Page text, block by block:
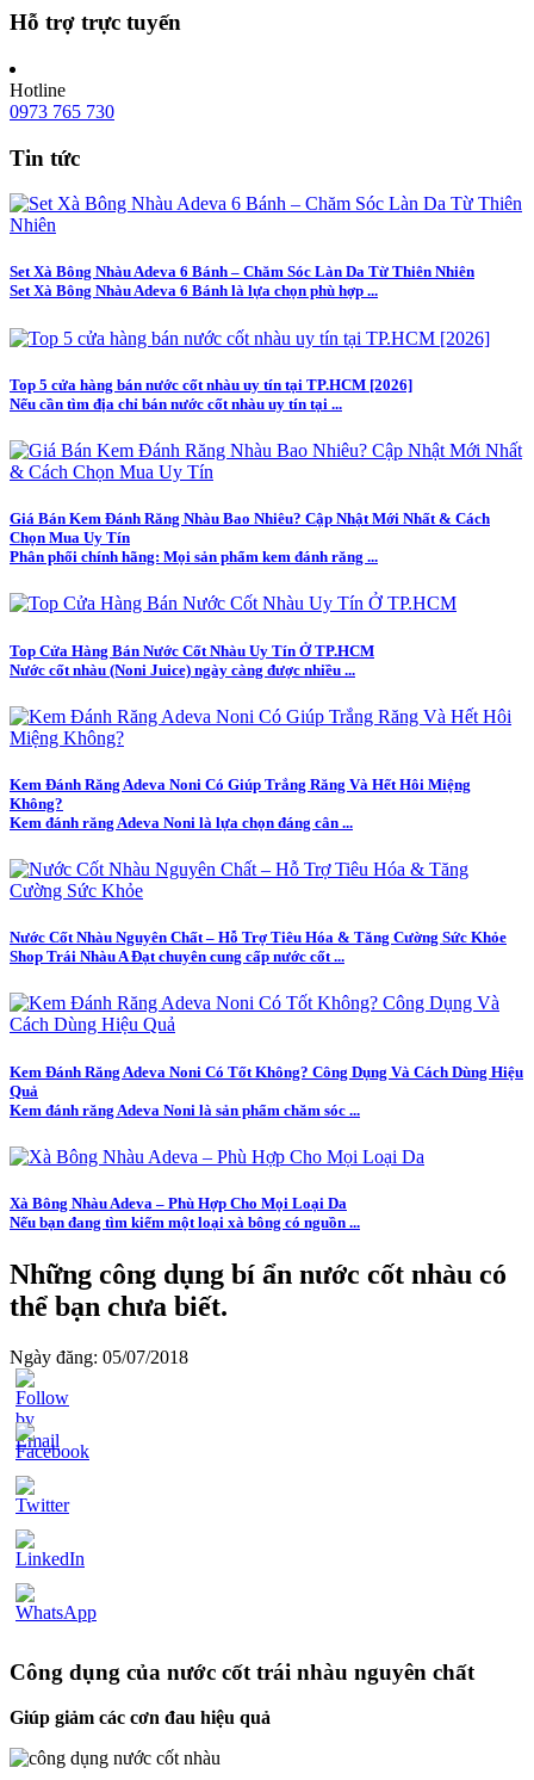
Hỗ trợ trực tuyến
Hotline
0973 765 730
Tin tức
Set Xà Bông Nhàu Adeva 6 Bánh – Chăm Sóc Làn Da Từ Thiên Nhiên
Set Xà Bông Nhàu Adeva 6 Bánh là lựa chọn phù hợp ...
Top 5 cửa hàng bán nước cốt nhàu uy tín tại TP.HCM [2026]
Nếu cần tìm địa chỉ bán nước cốt nhàu uy tín tại ...
Giá Bán Kem Đánh Răng Nhàu Bao Nhiêu? Cập Nhật Mới Nhất & Cách
Chọn Mua Uy Tín
Phân phối chính hãng: Mọi sản phẩm kem đánh răng ...
Top Cửa Hàng Bán Nước Cốt Nhàu Uy Tín Ở TP.HCM
Nước cốt nhàu (Noni Juice) ngày càng được nhiều ...
Kem Đánh Răng Adeva Noni Có Giúp Trắng Răng Và Hết Hôi Miệng
Không?
Kem đánh răng Adeva Noni là lựa chọn đáng cân ...
Nước Cốt Nhàu Nguyên Chất – Hỗ Trợ Tiêu Hóa & Tăng Cường Sức Khỏe
Shop Trái Nhàu A Đạt chuyên cung cấp nước cốt ...
Kem Đánh Răng Adeva Noni Có Tốt Không? Công Dụng Và Cách Dùng Hiệu
Quả
Kem đánh răng Adeva Noni là sản phẩm chăm sóc ...
Xà Bông Nhàu Adeva – Phù Hợp Cho Mọi Loại Da
Nếu bạn đang tìm kiếm một loại xà bông có nguồn ...
Những công dụng bí ẩn nước cốt nhàu có
thể bạn chưa biết.
Ngày đăng: 05/07/2018
Công dụng của nước cốt trái nhàu nguyên chất
Giúp giảm các cơn đau hiệu quả